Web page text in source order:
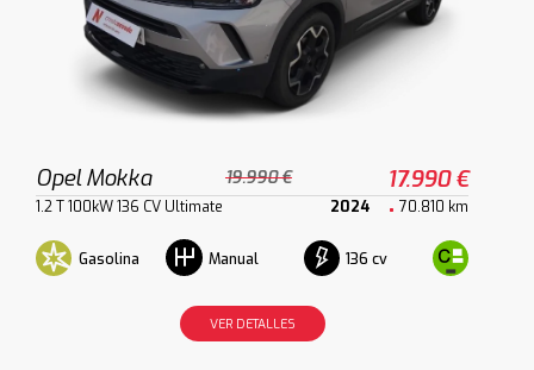
Opel Mokka 19.990 € 17.990 €
1.2 T 100kW 136 CV Ultimate 2024 70.810 km
Gasolina Manual 136 cv
VER DETALLES